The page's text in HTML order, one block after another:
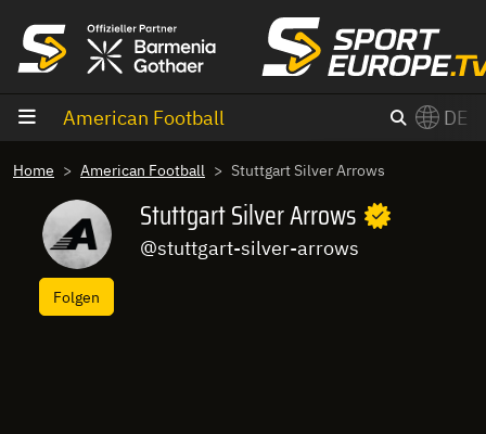
American Football DE
Switch to English?
Home American Football Stuttgart Silver Arrows
Folgen
Stuttgart Silver Arrows
@stuttgart-silver-arrows